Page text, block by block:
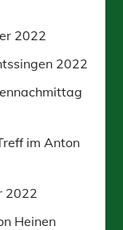
2022
2022
im Anton
2022
Heinen